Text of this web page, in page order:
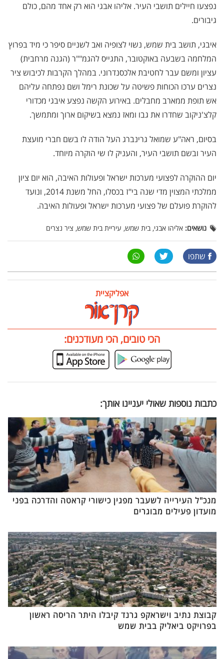
נפצעו חיילים תושבי העיר. אליהו אבגי הוא רק אחד מהם, כולם
גיבורים.
איבגי, תושב בית שמש, נשוי לצופיה ואב לשניים סיפר כי מיד בפרוץ
המלחמה בשבעה באוקטובר, התגייס להגמ""ר (הגנה מרחבית)
עציון ומשם עבר לחטיבת אלכסנדרוני. במהלך הקרבות לכיבוש ציר
נצרים ערכו הכוחות פשיטה על שכונת רימל ושם נפתחה עליהם
אש תופת ממארב מחבלים. באירוע הקשה נפצע איבגי מכדורי
קלצ'ניקוב שחדרו את גבו ומאז נמצא בשיקום ארוך ומתמשך.
בסיום, ראה"ע שמואל גרינברג העל הודה לו בשם חברי מועצת
העיר ובשם תושבי העיר, והעניק לו שי הוקרה מיוחד.
יום ההוקרה לפצועי מערכות ישראל ופעולות האיבה, הוא יום ציון
ממלכתי המצוין מדי שנה בי"ז בכסלו, החל משנת 2014, ונועד
להוקרת פועלם של פצועי מערכות ישראל ופעולות האיבה.
נושאים: אליהו אבגי, בית שמש, עיריית בית שמש, ציר נצרים
שתפו
אפליקציית
הכי טובים, הכי מעודכנים:
כתבות נוספות שאולי יעניינו אותך:
מנכ"ל העירייה לשעבר מפגין כישורי קראטה והדרכה בפני
מועדון פעילים מבוגרים
קבוצת נתיב וישראקפ גרנד קיבלו היתר הריסה ראשון
בפרויקט ביאליק בבית שמש